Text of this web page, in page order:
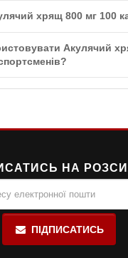
з лікарем, якщо ви вагітні,
хрящ 800 мг 100
для дітей.
Акулячий
НА
ПІДПИСАТИСЬ